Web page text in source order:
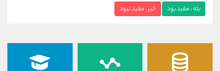
بله ، مفید بود خیر ، مفید نبود